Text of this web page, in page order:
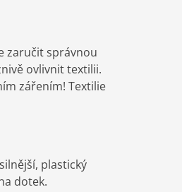
zaručit správnou
ovlivnit textilii.
zářením! Textilie
plastický
dotek.